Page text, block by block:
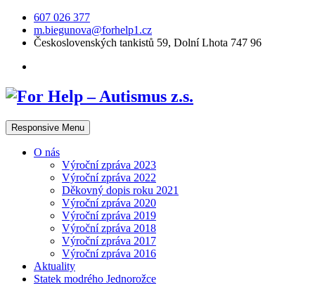
607 026 377
m.biegunova@forhelp1.cz
Československých tankistů 59, Dolní Lhota 747 96
Responsive Menu
O nás
Výroční zpráva 2023
Výroční zpráva 2022
Děkovný dopis roku 2021
Výroční zpráva 2020
Výroční zpráva 2019
Výroční zpráva 2018
Výroční zpráva 2017
Výroční zpráva 2016
Aktuality
Statek modrého Jednorožce